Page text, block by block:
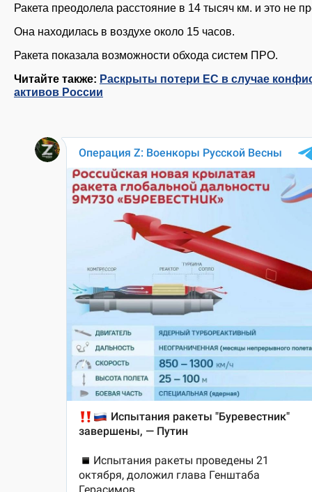
Ракета преодолела расстояние в 14 тысяч км. и это не
Она находилась в воздухе около 15 часов.
Ракета показала возможности обхода систем ПРО.
Читайте также: Раскрыты потери ЕС в случае
активов России